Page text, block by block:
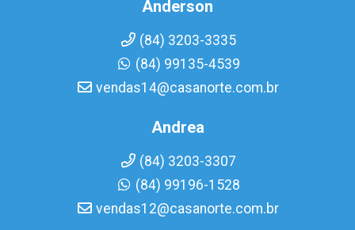
Anderson
(84) 3203-3335
(84) 99135-4539
vendas14@casanorte.com.br
Andrea
(84) 3203-3307
(84) 99196-1528
vendas12@casanorte.com.br